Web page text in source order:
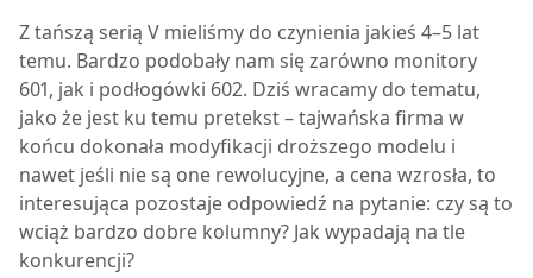
Z tańszą serią V mieliśmy do czynienia jakieś 4–5 lat
temu. Bardzo podobały nam się zarówno monitory
601, jak i podłogówki 602. Dziś wracamy do tematu,
jako że jest ku temu pretekst – tajwańska firma w
końcu dokonała modyfikacji droższego modelu i
nawet jeśli nie są one rewolucyjne, a cena wzrosła, to
interesująca pozostaje odpowiedź na pytanie: czy są to
wciąż bardzo dobre kolumny? Jak wypadają na tle
konkurencji?